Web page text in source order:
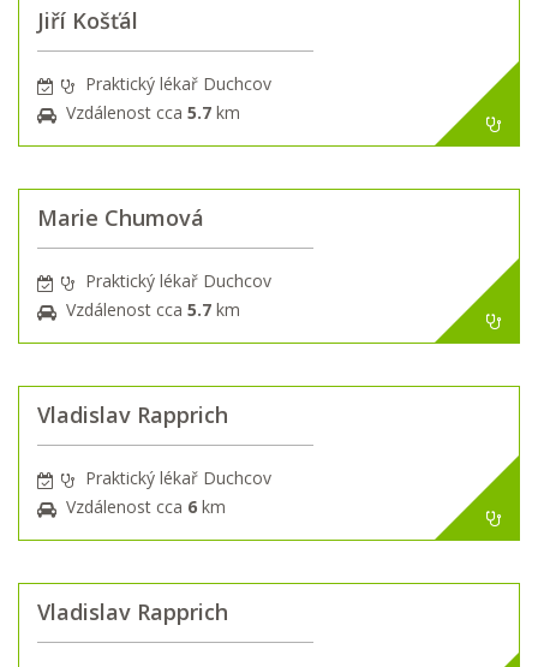
Jiří Košťál
Praktický lékař Duchcov
Vzdálenost cca 5.7 km
Marie Chumová
Praktický lékař Duchcov
Vzdálenost cca 5.7 km
Vladislav Rapprich
Praktický lékař Duchcov
Vzdálenost cca 6 km
Vladislav Rapprich